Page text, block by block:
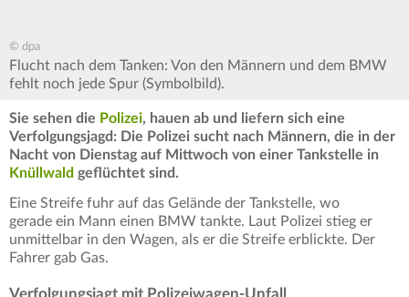
© dpa
Flucht nach dem Tanken: Von den Männern und dem BMW
fehlt noch jede Spur (Symbolbild).
Sie sehen die Polizei, hauen ab und liefern sich eine
Verfolgungsjagd: Die Polizei sucht nach Männern, die in der
Nacht von Dienstag auf Mittwoch von einer Tankstelle in
Knüllwald geflüchtet sind.
Eine Streife fuhr auf das Gelände der Tankstelle, wo
gerade ein Mann einen BMW tankte. Laut Polizei stieg er
unmittelbar in den Wagen, als er die Streife erblickte. Der
Fahrer gab Gas.
Verfolgungsjagt mit Polizeiwagen-Unfall